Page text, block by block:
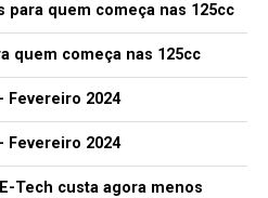
para quem começa nas 125cc
quem começa nas 125cc
Fevereiro 2024
Fevereiro 2024
Tech custa agora menos